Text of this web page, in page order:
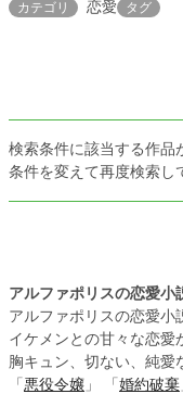
カテゴリ 恋愛 タグ
検索条件に該当する作品
条件を変えて再度検索し
アルファポリスの恋愛小
アルファポリスの恋愛小
イケメンとの甘々な恋愛
胸キュン、切ない、純愛
「 悪役令嬢 」 「 婚約破棄